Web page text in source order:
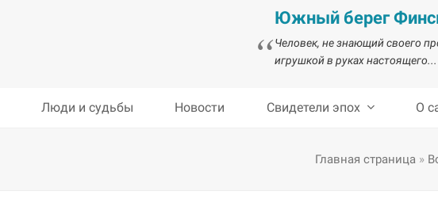
Южный берег
Человек, не знающий своего
игрушкой в руках настоящего...
Люди и судьбы Новости Свидетели эпох О
Главная страница »